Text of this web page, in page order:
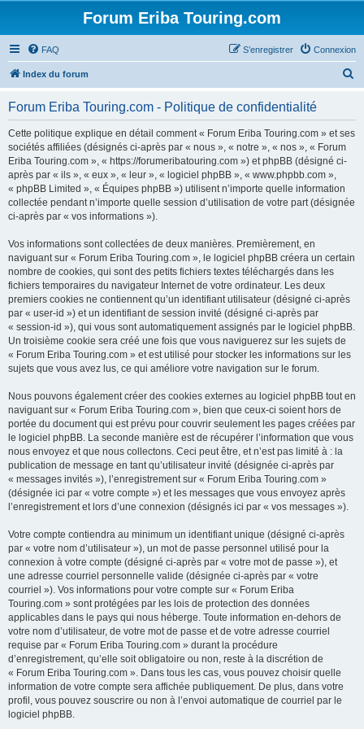
Forum Eriba Touring.com
FAQ Connexion
S’enregistrer
Index du forum
Forum Eriba Touring.com - Politique de confidentialité
Cette politique explique en détail comment « Forum Eriba Touring.com » et ses
sociétés affiliées (désignés ci-après par « nous », « notre », « nos », « Forum
Eriba Touring.com », « https://forumeribatouring.com ») et phpBB (désigné ci-
après par « ils », « eux », « leur », « logiciel phpBB », « www.phpbb.com »,
« phpBB Limited », « Équipes phpBB ») utilisent n’importe quelle information
collectée pendant n’importe quelle session d’utilisation de votre part (désignée
ci-après par « vos informations »).
Vos informations sont collectées de deux manières. Premièrement, en
naviguant sur « Forum Eriba Touring.com », le logiciel phpBB créera un certain
nombre de cookies, qui sont des petits fichiers textes téléchargés dans les
fichiers temporaires du navigateur Internet de votre ordinateur. Les deux
premiers cookies ne contiennent qu’un identifiant utilisateur (désigné ci-après
par « user-id ») et un identifiant de session invité (désigné ci-après par
« session-id »), qui vous sont automatiquement assignés par le logiciel phpBB.
Un troisième cookie sera créé une fois que vous naviguerez sur les sujets de
« Forum Eriba Touring.com » et est utilisé pour stocker les informations sur les
sujets que vous avez lus, ce qui améliore votre navigation sur le forum.
Nous pouvons également créer des cookies externes au logiciel phpBB tout en
naviguant sur « Forum Eriba Touring.com », bien que ceux-ci soient hors de
portée du document qui est prévu pour couvrir seulement les pages créées par
le logiciel phpBB. La seconde manière est de récupérer l’information que vous
nous envoyez et que nous collectons. Ceci peut être, et n’est pas limité à : la
publication de message en tant qu’utilisateur invité (désignée ci-après par
« messages invités »), l’enregistrement sur « Forum Eriba Touring.com »
(désignée ici par « votre compte ») et les messages que vous envoyez après
l’enregistrement et lors d’une connexion (désignés ici par « vos messages »).
Votre compte contiendra au minimum un identifiant unique (désigné ci-après
par « votre nom d’utilisateur »), un mot de passe personnel utilisé pour la
connexion à votre compte (désigné ci-après par « votre mot de passe »), et
une adresse courriel personnelle valide (désignée ci-après par « votre
courriel »). Vos informations pour votre compte sur « Forum Eriba
Touring.com » sont protégées par les lois de protection des données
applicables dans le pays qui nous héberge. Toute information en-dehors de
votre nom d’utilisateur, de votre mot de passe et de votre adresse courriel
requise par « Forum Eriba Touring.com » durant la procédure
d’enregistrement, qu’elle soit obligatoire ou non, reste à la discrétion de
« Forum Eriba Touring.com ». Dans tous les cas, vous pouvez choisir quelle
information de votre compte sera affichée publiquement. De plus, dans votre
profil, vous pouvez souscrire ou non à l’envoi automatique de courriel par le
logiciel phpBB.